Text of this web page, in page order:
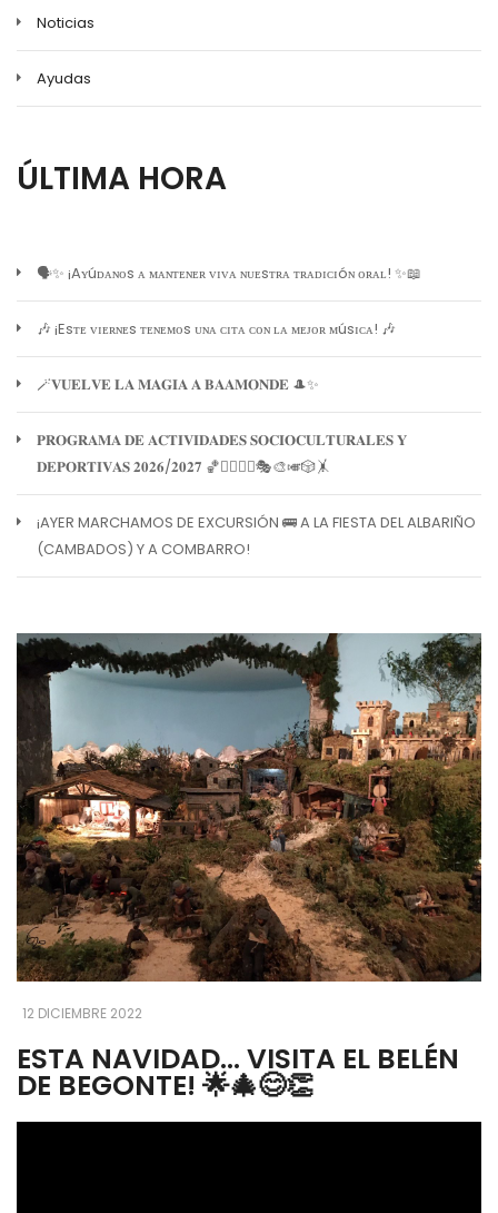
Noticias
Ayudas
ÚLTIMA HORA
🗣️✨ ¡Aʏúᴅᴀɴᴏs ᴀ ᴍᴀɴᴛᴇɴᴇʀ ᴠɪᴠᴀ ɴᴜᴇsᴛʀᴀ ᴛʀᴀᴅɪᴄɪóɴ ᴏʀᴀʟ! ✨📖
🎶 ¡Esᴛᴇ ᴠɪᴇʀɴᴇs ᴛᴇɴᴇᴍᴏs ᴜɴᴀ ᴄɪᴛᴀ ᴄᴏɴ ʟᴀ ᴍᴇᴊᴏʀ ᴍúsɪᴄᴀ! 🎶
🪄𝐕𝐔𝐄𝐋𝐕𝐄 𝐋𝐀 𝐌𝐀𝐆𝐈𝐀 𝐀 𝐁𝐀𝐀𝐌𝐎𝐍𝐃𝐄 🎩✨
𝐏𝐑𝐎𝐆𝐑𝐀𝐌𝐀 𝐃𝐄 𝐀𝐂𝐓𝐈𝐕𝐈𝐃𝐀𝐃𝐄𝐒 𝐒𝐎𝐂𝐈𝐎𝐂𝐔𝐋𝐓𝐔𝐑𝐀𝐋𝐄𝐒 𝐘
𝐃𝐄𝐏𝐎𝐑𝐓𝐈𝐕𝐀𝐒 𝟐𝟎𝟐𝟔/𝟐𝟎𝟐𝟕 🏀🏊‍♀️🧘‍♀️🎭🎨🎺🎲🤸
¡AYER MARCHAMOS DE EXCURSIÓN 🚌 A LA FIESTA DEL ALBARIÑO
(CAMBADOS) Y A COMBARRO!
12 DICIEMBRE 2022
ESTA NAVIDAD... VISITA EL BELÉN
DE BEGONTE! 🌟🎄😊👏